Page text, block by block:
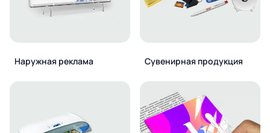
Наружная реклама Сувенирная продукция